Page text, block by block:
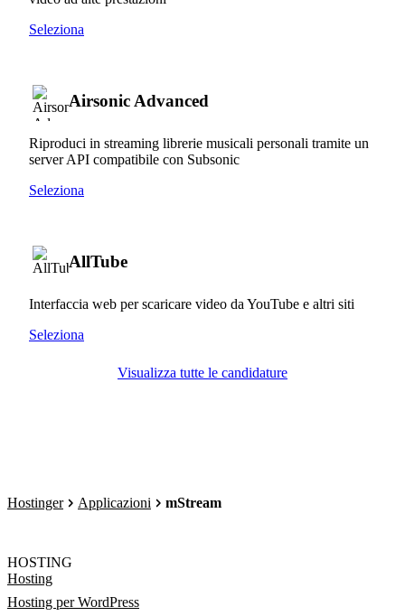
Seleziona
Airsonic Advanced
Riproduci in streaming librerie musicali personali tramite un
server API compatibile con Subsonic
Seleziona
AllTube
Interfaccia web per scaricare video da YouTube e altri siti
Seleziona
Visualizza tutte le candidature
Hostinger Applicazioni mStream
HOSTING
Hosting
Hosting per WordPress